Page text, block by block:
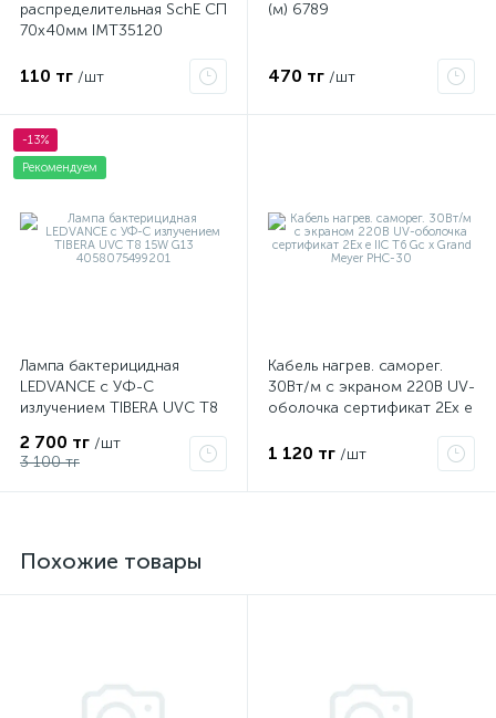
распределительная SchE СП
70х40мм IMT35120
110 тг /шт
(м) 6789
470 тг /шт
-13%
Рекомендуем
Лампа бактерицидная
LEDVANCE с УФ-С
излучением TIBERA UVC T8
2 700 тг /шт
3 100 тг
Кабель нагрев. саморег.
30Вт/м с экраном 220В UV-
оболочка сертификат 2Ex e
PHC-30
1 120 тг /шт
Похожие товары